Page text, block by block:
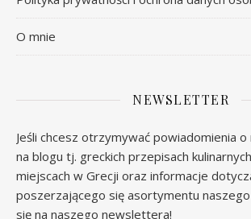
O mnie
NEWSLETTER
Jeśli chcesz otrzymywać powiadomienia
na blogu tj. greckich przepisach
miejscach w Grecji oraz informacje
poszerzającego się asortymentu
się na naszego newslettera!